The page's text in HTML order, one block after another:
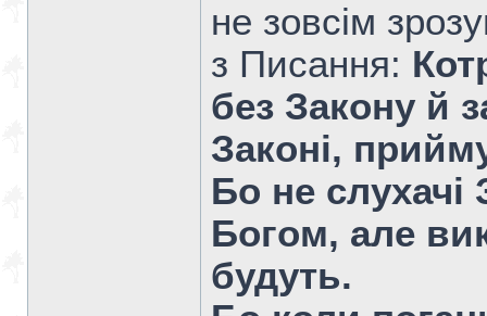
не зовсім
з Писання:
без Закону й
Законі,
Бо не слухачі
Богом, але
будуть.